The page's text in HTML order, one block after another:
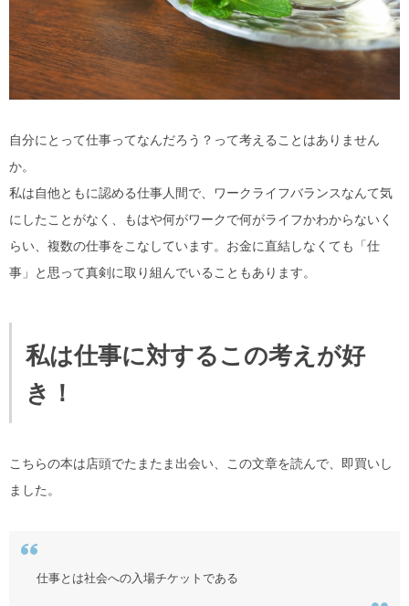
自分にとって仕事ってなんだろう？って考えることはありません
か。
私は自他ともに認める仕事人間で、ワークライフバランスなんて気
にしたことがなく、もはや何がワークで何がライフかわからないく
らい、複数の仕事をこなしています。お金に直結しなくても「仕
事」と思って真剣に取り組んでいることもあります。
私は仕事に対するこの考えが好
き！
こちらの本は店頭でたまたま出会い、この文章を読んで、即買いし
ました。
仕事とは社会への入場チケットである